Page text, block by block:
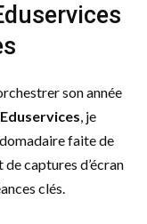
son année
, je
faite de
captures d’écran
clés.